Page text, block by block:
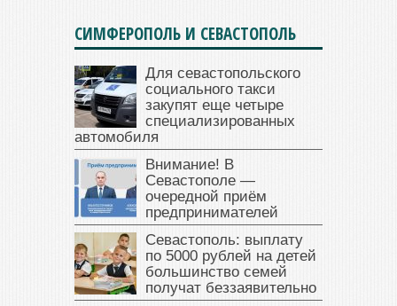
СИМФЕРОПОЛЬ И СЕВАСТОПОЛЬ
Для севастопольского
социального такси
закупят еще четыре
специализированных
автомобиля
Внимание! В
Севастополе —
очередной приём
предпринимателей
Севастополь: выплату
по 5000 рублей на детей
большинство семей
получат беззаявительно